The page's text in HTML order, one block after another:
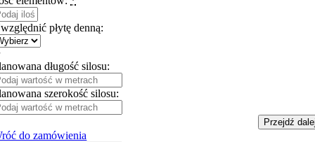
płytę denną:
długość silosu:
szerokość silosu:
Przejdź
do zamówienia